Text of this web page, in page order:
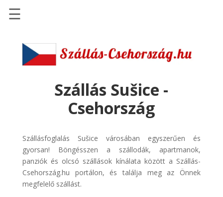
Szállások
Szállásinfo.eu
pénzvisszatérítéssel
Discover
Cars
Transzfer
☰
Szállás Sušice -
Csehország
Szállásfoglalás Sušice városában egyszerűen és
gyorsan! Böngésszen a szállodák, apartmanok,
panziók és olcsó szállások kínálata között a Szállás-
Csehország.hu portálon, és találja meg az Önnek
megfelelő szállást.